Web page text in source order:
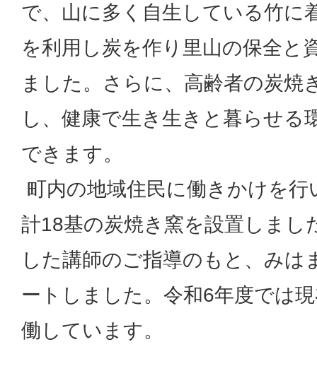
で、山に多く自生している竹に
を利用し炭を作り里山の保全と
ました。さらに、高齢者の炭焼
し、健康で生き生きと暮らせる
できます。
町内の地域住民に働きかけを行
計18基の炭焼き窯を設置しまし
した講師のご指導のもと、みは
ートしました。令和6年度では
働しています。